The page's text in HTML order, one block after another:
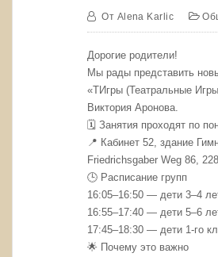
От Alena Karlic
Дорогие родители!
Мы рады представить
«ТИгры (Театральные
Виктория Аронова.
🗓 Занятия проходят по
📍 Кабинет 52, здание
Friedrichsgaber Weg 86,
🕒 Расписание групп
16:05–16:50 — дети 3–4
16:55–17:40 — дети 5–6
17:45–18:30 — дети 1-го
🌟 Почему это важно